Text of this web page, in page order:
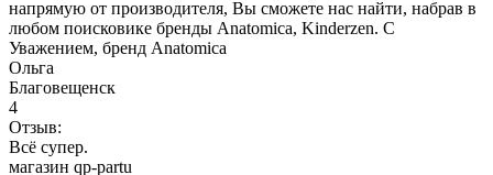
напрямую от производителя, Вы сможете нас найти, набрав в
любом поисковике бренды Anatomica, Kinderzen. С
Уважением, бренд Anatomica
Ольга
Благовещенск
4
Отзыв:
Всё супер.
магазин qp-partu